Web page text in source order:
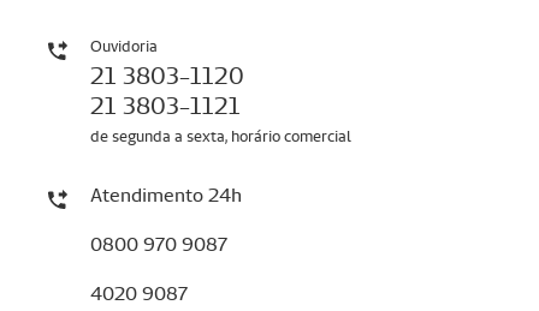
Ouvidoria
21 3803-1120
21 3803-1121
de segunda a sexta, horário comercial
Atendimento 24h
0800 970 9087
4020 9087